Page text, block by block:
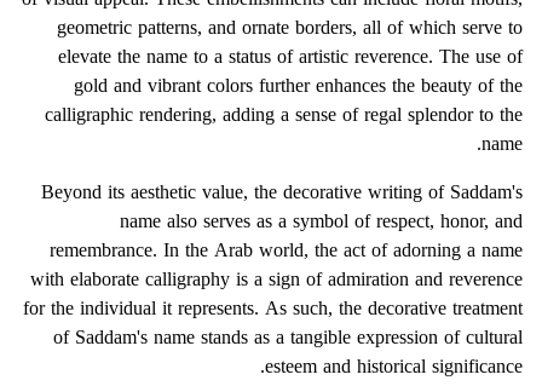
geometric patterns, and ornate borders, all of which serve to
elevate the name to a status of artistic reverence. The use of
gold and vibrant colors further enhances the beauty of the
calligraphic rendering, adding a sense of regal splendor to the
name.
Beyond its aesthetic value, the decorative writing of Saddam's
name also serves as a symbol of respect, honor, and
remembrance. In the Arab world, the act of adorning a name
with elaborate calligraphy is a sign of admiration and reverence
for the individual it represents. As such, the decorative treatment
of Saddam's name stands as a tangible expression of cultural
esteem and historical significance.